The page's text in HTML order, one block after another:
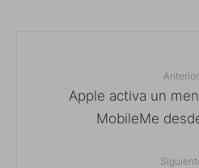
Anterior
Apple activa un
MobileMe